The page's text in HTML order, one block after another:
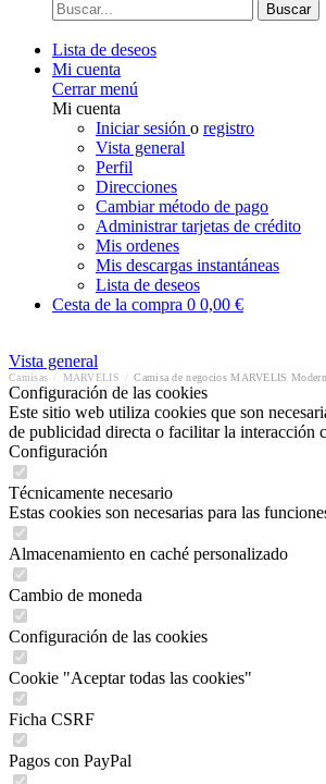
Buscar
Lista de deseos
Mi cuenta
Cerrar menú
Mi cuenta
Iniciar sesión o registro
Vista general
Perfil
Direcciones
Cambiar método de pago
Administrar tarjetas de crédito
Mis ordenes
Mis descargas instantáneas
Lista de deseos
Cesta de la compra 0 0,00 €
Vista general
Camisas MARVELIS Camisa de negocios MARVELIS
Configuración de las cookies
Este sitio web utiliza cookies que son
de publicidad directa o facilitar la interacción
Configuración
Técnicamente necesario
Estas cookies son necesarias para las
Almacenamiento en caché personalizado
Cambio de moneda
Configuración de las cookies
Cookie "Aceptar todas las cookies"
Ficha CSRF
Pagos con PayPal